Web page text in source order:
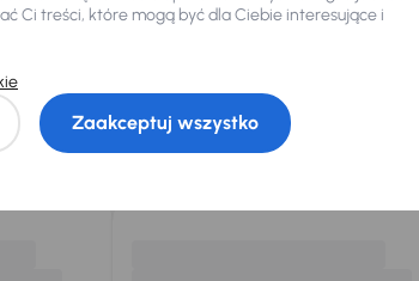
Ci treści, które mogą być dla Ciebie interesujące i
Zaakceptuj wszystko